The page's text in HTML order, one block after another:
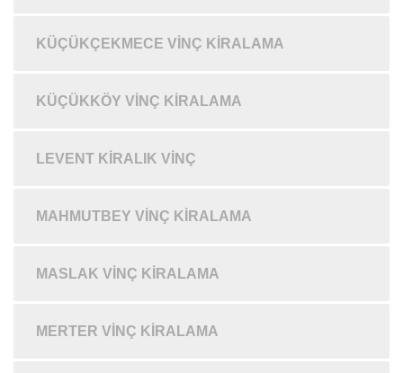
KÜÇÜKÇEKMECE VINÇ KIRALAMA
KÜÇÜKKÖY VINÇ KIRALAMA
LEVENT KIRALIK VINÇ
MAHMUTBEY VINÇ KIRALAMA
MASLAK VINÇ KIRALAMA
MERTER VINÇ KIRALAMA